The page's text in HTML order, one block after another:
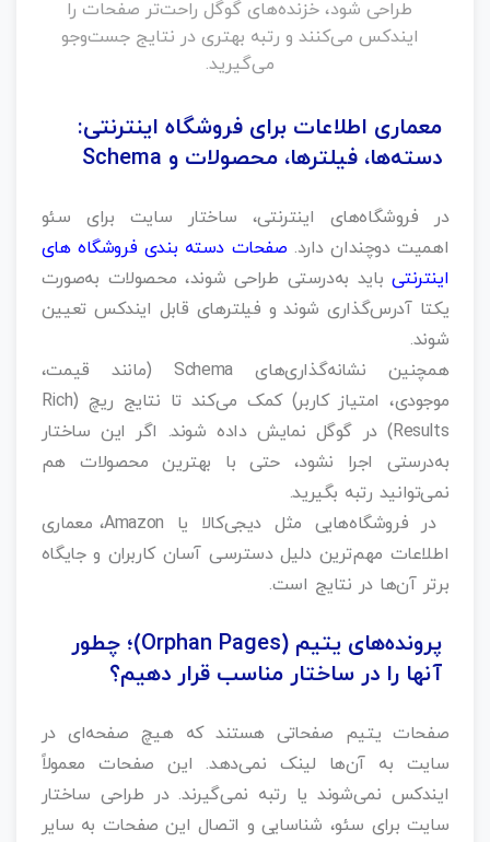
طراحی شود، خزنده‌های گوگل راحت‌تر صفحات را
ایندکس می‌کنند و رتبه بهتری در نتایج جست‌وجو
می‌گیرید.
معماری اطلاعات برای فروشگاه اینترنتی:
دسته‌ها، فیلترها، محصولات و Schema
در فروشگاه‌های اینترنتی، ساختار سایت برای سئو
اهمیت دوچندان دارد. صفحات دسته‌ بندی فروشگاه های
اینترنتیباید به‌درستی طراحی شوند، محصولات به‌صورت
یکتا آدرس‌گذاری شوند و فیلترهای قابل ایندکس تعیین
شوند.
همچنین نشانه‌گذاری‌های Schema (مانند قیمت،
موجودی، امتیاز کاربر) کمک می‌کند تا نتایج ریچ (Rich
Results) در گوگل نمایش داده شوند. اگر این ساختار
به‌درستی اجرا نشود، حتی با بهترین محصولات هم
نمی‌توانید رتبه بگیرید.
در فروشگاه‌هایی مثل دیجی‌کالا یا Amazon، معماری
اطلاعات مهم‌ترین دلیل دسترسی آسان کاربران و جایگاه
برتر آن‌ها در نتایج است.
پرونده‌های یتیم (Orphan Pages)؛ چطور
آنها را در ساختار مناسب قرار دهیم؟
صفحات یتیم صفحاتی هستند که هیچ صفحه‌ای در
سایت به آن‌ها لینک نمی‌دهد. این صفحات معمولاً
ایندکس نمی‌شوند یا رتبه نمی‌گیرند. در طراحی ساختار
سایت برای سئو، شناسایی و اتصال این صفحات به سایر